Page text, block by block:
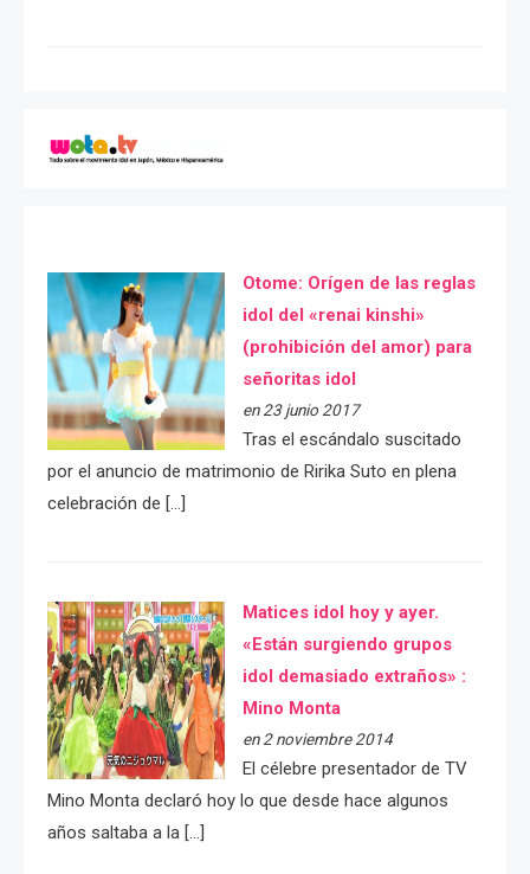
Otome: Orígen de las reglas
idol del «renai kinshi»
(prohibición del amor) para
señoritas idol
en 23 junio 2017
Tras el escándalo suscitado
por el anuncio de matrimonio de Ririka Suto en plena
celebración de […]
Matices idol hoy y ayer.
«Están surgiendo grupos
idol demasiado extraños» :
Mino Monta
en 2 noviembre 2014
El célebre presentador de TV
Mino Monta declaró hoy lo que desde hace algunos
años saltaba a la […]